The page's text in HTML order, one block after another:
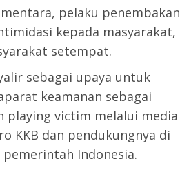
pelaku penembakan
kepada masyarakat,
setempat.
sebagai upaya untuk
keamanan sebagai
playing victim melalui media
KKB dan pendukungnya di
Indonesia.